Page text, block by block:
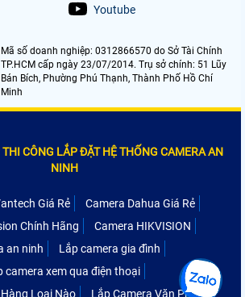
Youtube
Mã số doanh nghiệp: 0312866570 do Sở Tài Chính
TP.HCM cấp ngày 23/07/2014. Trụ sở chính: 51 Lũy
Bán Bích, Phường Phú Thạnh, Thành Phố Hồ Chí
Minh
CÔNG LẮP ĐẶT HỆ THỐNG CAMERA AN
NINH
Giá Rẻ
Camera Dahua Giá Rẻ
Chính Hãng
Camera HIKVISION
an ninh
Lắp camera gia đình
camera xem qua điện thoại
Loại Nào
Lắp Camera Văn Phòng